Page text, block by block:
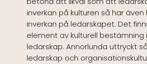
inverkan på kulturen så har även
inverkan på ledarskapet. Det
element av kulturell bestämning
ledarskap. Annorlunda uttryckt
ledarskap och